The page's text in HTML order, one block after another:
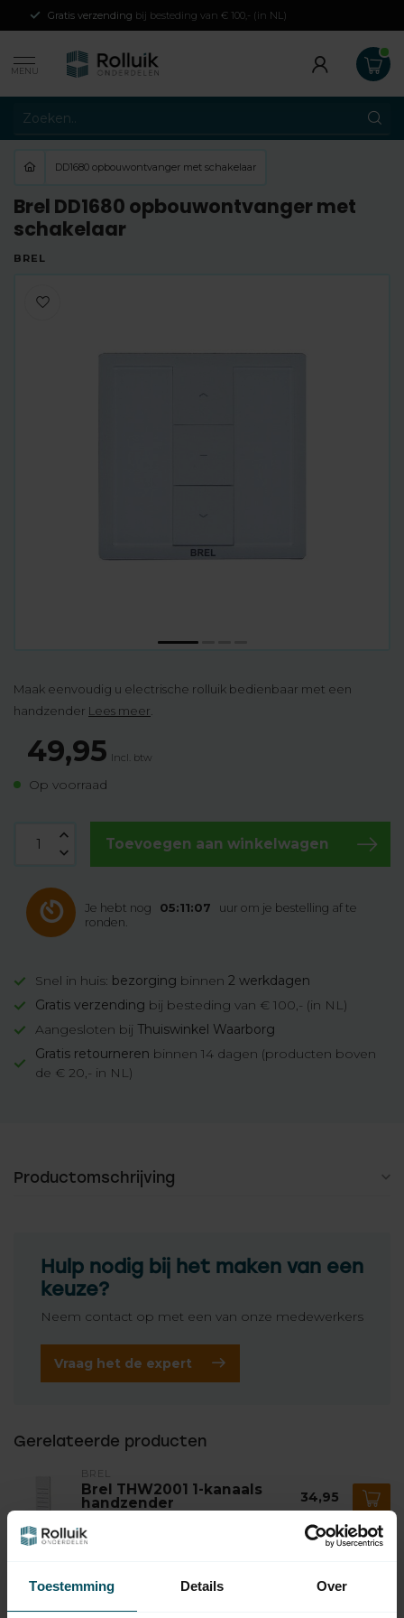
Toestemming Details Over
Gratis verzending bij besteding van € 100,- (in NL)
MENU
DD1680 opbouwontvanger met schakelaar
Brel DD1680 opbouwontvanger met
schakelaar
BREL
Maak eenvoudig u electrische rolluik bedienbaar met een
handzender Lees meer
49,95 Incl. btw
Op voorraad
Toevoegen aan winkelwagen
Je hebt nog 05:11:06
uur om je bestelling af te
ronden.
Snel in huis: bezorging binnen 2 werkdagen
Gratis verzending bij besteding van € 100,- (in NL)
Aangesloten bij Thuiswinkel Waarborg
Gratis retourneren binnen 14 dagen (producten boven
de € 20,- in NL)
Productomschrijving
Hulp nodig bij het maken van een
keuze?
Neem contact op met een van onze medewerkers
Vraag het de expert
Gerelateerde producten
BREL
Brel THW2001 1-kanaals
handzender 34,95
Brel THW2015 15-kanaals
handzender 39,95